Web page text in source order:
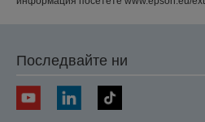
Последвайте ни